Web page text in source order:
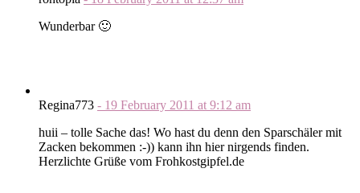
Wunderbar 🙂
Regina773 - 19 February 2011 at 9:12 am
huii – tolle Sache das! Wo hast du denn den Sparschäler mit
Zacken bekommen :-)) kann ihn hier nirgends finden.
Herzlichte Grüße vom Frohkostgipfel.de